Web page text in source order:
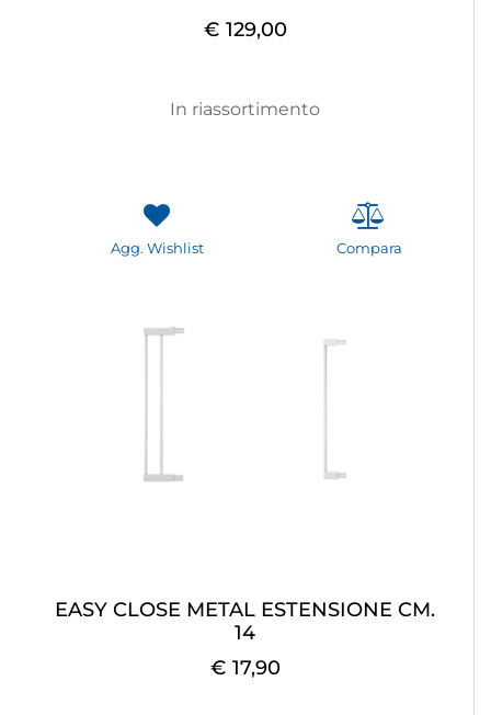
€ 129,00
In riassortimento
Agg. Wishlist Compara
EASY CLOSE METAL ESTENSIONE CM.
14
€ 17,90